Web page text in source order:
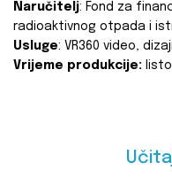
Naručitelj: Fond za
radioaktivnog otpada i
Usluge: VR360 video,
Vrijeme produkcije: